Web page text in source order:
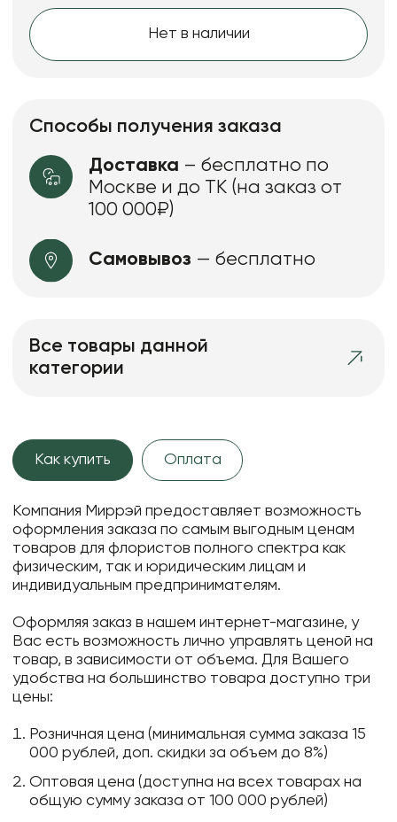
Нет в наличии
Способы получения заказа
Доставка – бесплатно по
Москве и до ТК (на заказ от
100 000₽)
Самовывоз — бесплатно
Все товары данной
категории
Как купить Оплата
Компания Миррэй предоставляет возможность
оформления заказа по самым выгодным ценам
товаров для флористов полного спектра как
физическим, так и юридическим лицам и
индивидуальным предпринимателям.
Оформляя заказ в нашем интернет-магазине, у
Вас есть возможность лично управлять ценой на
товар, в зависимости от объема. Для Вашего
удобства на большинство товара доступно три
цены:
Розничная цена (минимальная сумма заказа 15
000 рублей, доп. скидки за объем до 8%)
Оптовая цена (доступна на всех товарах на
общую сумму заказа от 100 000 рублей)